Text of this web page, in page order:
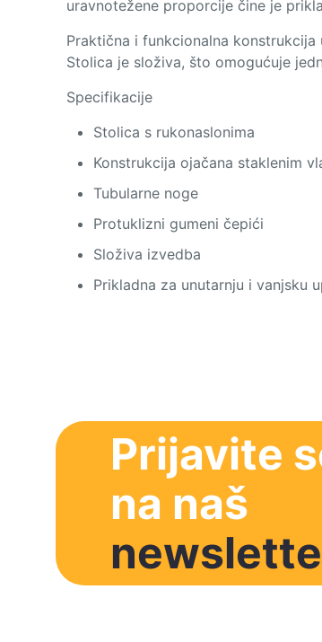
uravnotežene proporcije čine je
Praktična i funkcionalna
Stolica je složiva, što omogućuje
Specifikacije
Stolica s rukonaslonima
Konstrukcija ojačana staklenim
Tubularne noge
Protuklizni gumeni čepići
Složiva izvedba
Prikladna za unutarnju i vanjsku
Prijavite
na naš